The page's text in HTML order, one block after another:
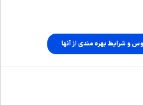
و شرایط بهره مندی از آنها